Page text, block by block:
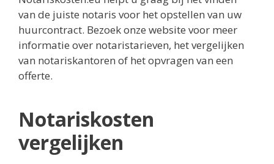
van de juiste notaris voor het opstellen van uw
huurcontract. Bezoek onze website voor meer
informatie over notaristarieven, het vergelijken
van notariskantoren of het opvragen van een
offerte.
Notariskosten
vergelijken